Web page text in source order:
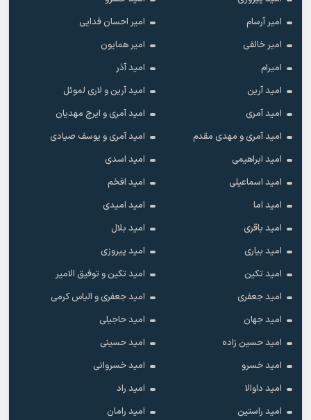
امیر آرسام
امیر احسان فدایی
امیر خالقى
امیر همایون
امیرام
امید آذر
امید آرین
امید آرین و لاری لموئل
امید آمری
امید آمری و ایرج مهدیان
امید آمری و مهدی مقدم
امید آمری و یوسف صیادی
امید ابراهیمی
امید اسدی
امید اسماعیلی
امید افخم
امید اما
امید امیدی
امید باقری
امید بلال
امید بیاری
امید پیروزی
امید تکین
امید تکین و توفیق الامیر
امید جعفری
امید جعفری و الیاس کرمی
امید جهان
امید حاجیلی
امید حسین زاده
امید حسینی
امید خسرو
امید خسروانی
امید داوالا
امید راد
امید راستین
امید رامان